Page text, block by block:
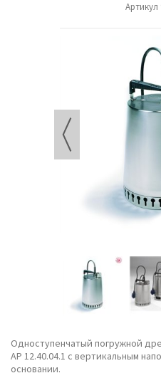
Артикул
Одноступенчатый погружной
AP 12.40.04.1 с вертикальным
основании.